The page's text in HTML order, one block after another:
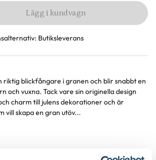
Lägg i kundvagn
Butiksleverans
riktig blickfångare i granen och blir snabbt en
och vuxna. Tack vare sin originella design
charm till julens dekorationer och är
vill skapa en gran utöv...